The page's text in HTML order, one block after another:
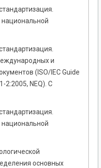
национальной
и
(ISO/IEC Guide
2:2005, NEQ). С
национальной
основных